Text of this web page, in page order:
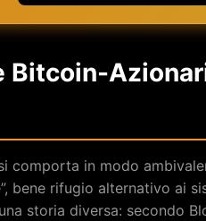
Bitcoin-
comporta in modo
bene rifugio alternativo ai
storia diversa: secondo